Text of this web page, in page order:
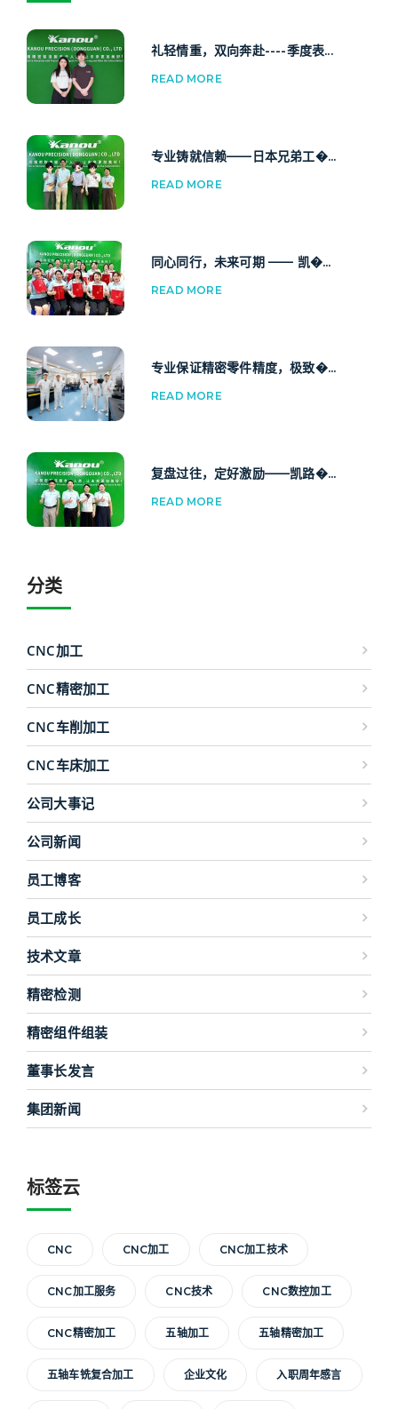
礼轻情重，双向奔赴----季度表...
READ MORE
专业铸就信赖——日本兄弟工�...
READ MORE
同心同行，未来可期 —— 凯�...
READ MORE
专业保证精密零件精度，极致�...
READ MORE
复盘过往，定好激励——凯路�...
READ MORE
分类
CNC加工
CNC精密加工
CNC车削加工
CNC车床加工
公司大事记
公司新闻
员工博客
员工成长
技术文章
精密检测
精密组件组装
董事长发言
集团新闻
标签云
CNC CNC加工 CNC加工技术
CNC加工服务 CNC技术 CNC数控加工
CNC精密加工 五轴加工 五轴精密加工
五轴车铣复合加工 企业文化 入职周年感言